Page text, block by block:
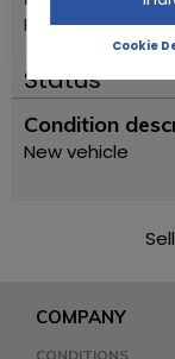
R100 GS
Status
Condition
New vehicle
COMPANY
CONDITIONS
Cookie